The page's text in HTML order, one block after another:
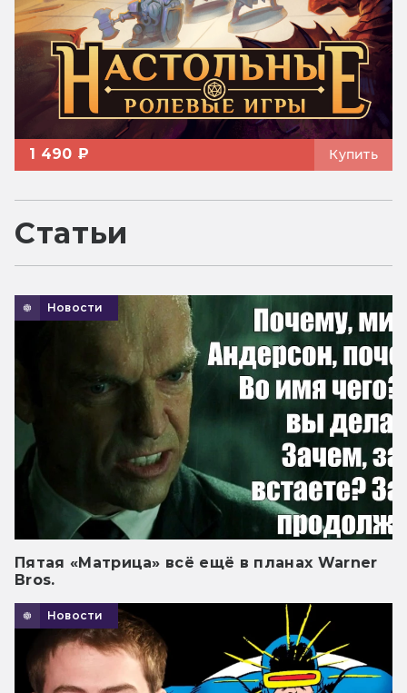
1 490 ₽ Купить
Статьи
Новости
Пятая «Матрица» всё ещё в планах Warner
Bros.
Новости